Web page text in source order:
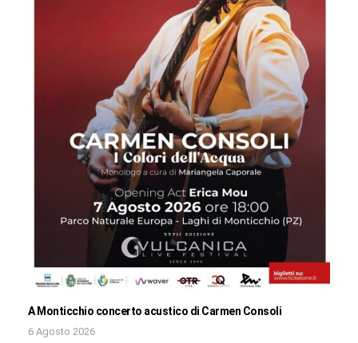
A Monticchio concerto acustico di Carmen Consoli
6 Agosto 2026